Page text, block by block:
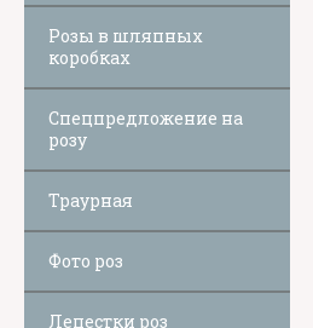
Розы в шляпных
коробках
Спецпредложение на
розу
Траурная
Фото роз
Лепестки роз